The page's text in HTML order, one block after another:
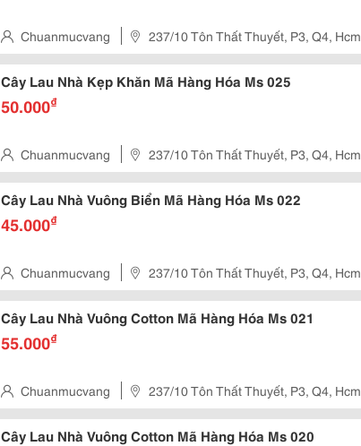
Chuanmucvang 237/10 Tôn Thất Thuyết, P3, Q4, Hcm
Cây Lau Nhà Kẹp Khăn Mã Hàng Hóa Ms 025
50.000₫
Chuanmucvang 237/10 Tôn Thất Thuyết, P3, Q4, Hcm
Cây Lau Nhà Vuông Biển Mã Hàng Hóa Ms 022
45.000₫
Chuanmucvang 237/10 Tôn Thất Thuyết, P3, Q4, Hcm
Cây Lau Nhà Vuông Cotton Mã Hàng Hóa Ms 021
55.000₫
Chuanmucvang 237/10 Tôn Thất Thuyết, P3, Q4, Hcm
Cây Lau Nhà Vuông Cotton Mã Hàng Hóa Ms 020